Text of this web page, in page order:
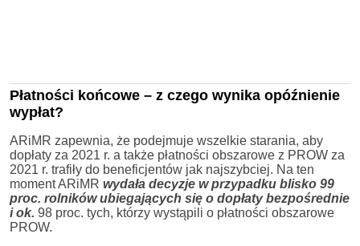
Płatności końcowe – z czego wynika opóźnienie
wypłat?
ARiMR zapewnia, że podejmuje wszelkie starania, aby
dopłaty za 2021 r. a także płatności obszarowe z PROW za
2021 r. trafiły do beneficjentów jak najszybciej. Na ten
moment ARiMR wydała decyzje w przypadku blisko 99
proc. rolników ubiegających się o dopłaty bezpośrednie
i ok. 98 proc. tych, którzy wystąpili o płatności obszarowe
PROW.